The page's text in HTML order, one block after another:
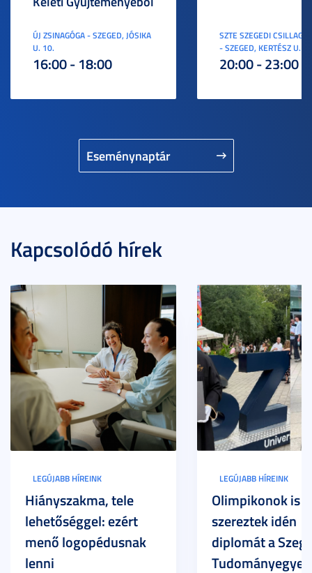
Eseménynaptár
ÚJ ZSINAGÓGA - SZEGED, JÓSIKA
U. 10.
16:00 - 18:00
SZTE SZEGEDI
- SZEGED, KERTÉSZ U. 3.
20:00 - 23:00
Kapcsolódó hírek
LEGÚJABB HÍREINK
Hiányszakma, tele
lehetőséggel: ezért
menő logopédusnak
lenni
LEGÚJABB HÍREINK
Olimpikonok is
szereztek idén
diplomát a